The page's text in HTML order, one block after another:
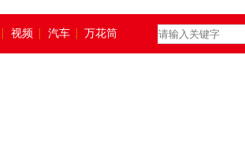
视频 汽车 万花筒